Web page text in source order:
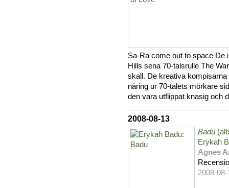
Sa-Ra come out to space De
Hills sena 70-talsrulle The
skall. De kreativa
näring ur 70-talets mörkare
den vara utflippat knasig och
2008-08-13
Badu
Erykah
Agnes
2008-08-